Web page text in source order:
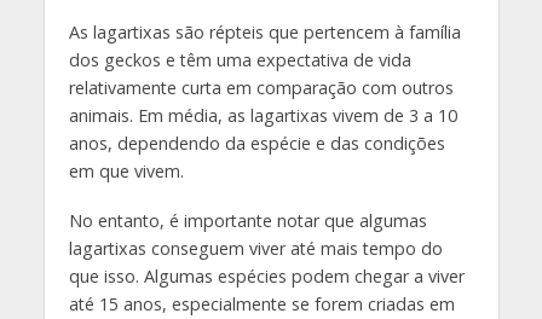
As lagartixas são répteis que pertencem à família
dos geckos e têm uma expectativa de vida
relativamente curta em comparação com outros
animais. Em média, as lagartixas vivem de 3 a 10
anos, dependendo da espécie e das condições
em que vivem.
No entanto, é importante notar que algumas
lagartixas conseguem viver até mais tempo do
que isso. Algumas espécies podem chegar a viver
até 15 anos, especialmente se forem criadas em